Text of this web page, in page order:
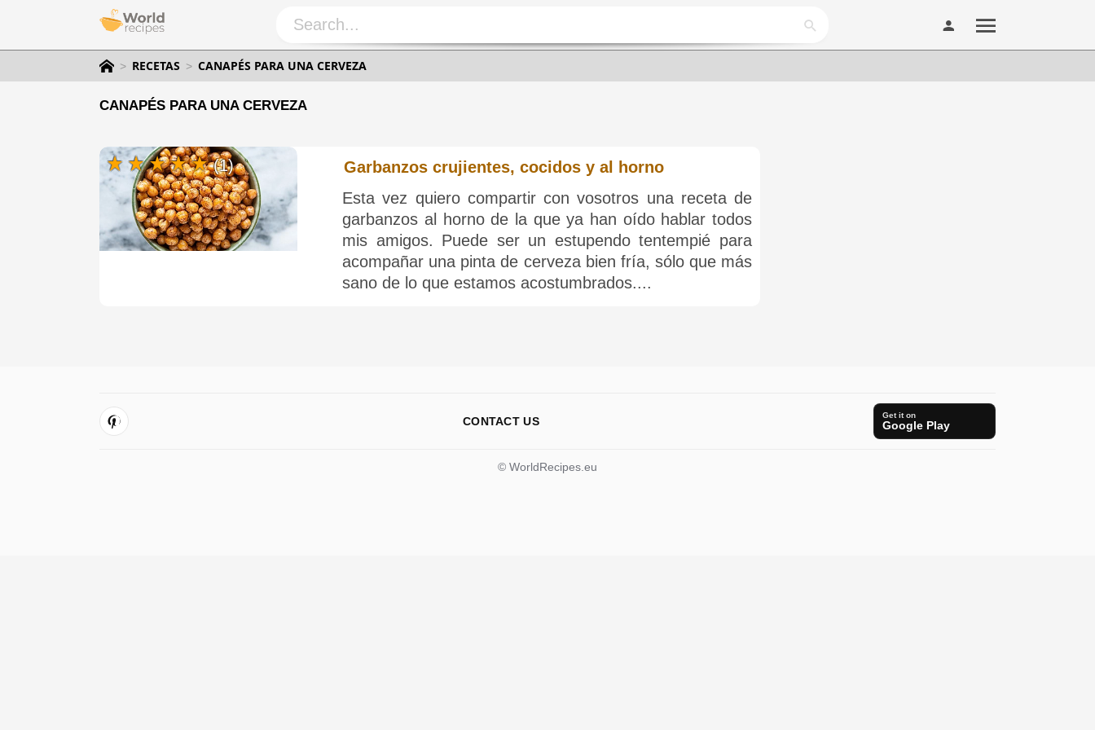
RECETAS CANAPÉS PARA UNA CERVEZA
CANAPÉS PARA UNA CERVEZA
Garbanzos crujientes, cocidos y al horno
Esta vez quiero compartir con vosotros una receta de
garbanzos al horno de la que ya han oído hablar todos
mis amigos. Puede ser un estupendo tentempié para
acompañar una pinta de cerveza bien fría, sólo que más
sano de lo que estamos acostumbrados....
(1)
CONTACT US Get it on
Google Play
© WorldRecipes.eu